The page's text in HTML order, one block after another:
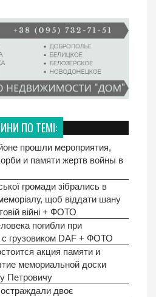
ПО ТЕМІ:
прошли мероприятия,
и памяти жертв войны в
громади зібрались в
щоб віддати шану
війні + ФОТО
погибли при
с грузовиком DAF + ФОТО
акция памяти и
мемориальной доски
Петровичу
двоє